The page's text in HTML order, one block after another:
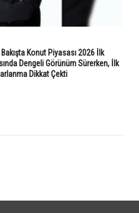
Konut Piyasası 2026 İlk
Dengeli Görünüm Sürerken, İlk
Dikkat Çekti